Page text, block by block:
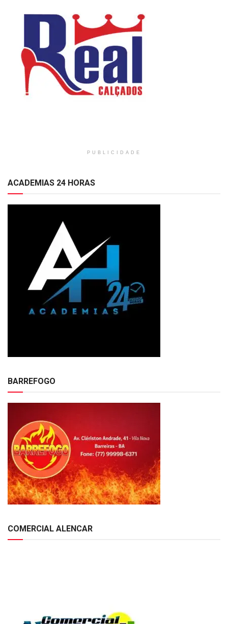
PUBLICIDADE
ACADEMIAS 24 HORAS
BARREFOGO
COMERCIAL ALENCAR